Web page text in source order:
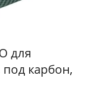
для
под карбон,